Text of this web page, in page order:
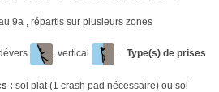
9a , répartis sur plusieurs zones
, vertical . Type(s) de prises
: sol plat (1 crash pad nécessaire) ou sol